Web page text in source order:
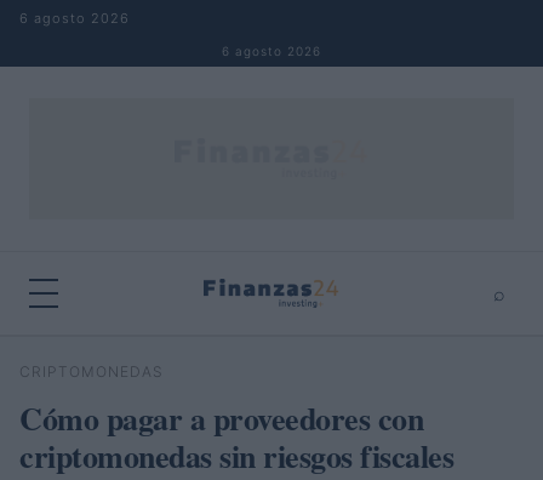
Saltar al contenido
6 agosto 2026
6 agosto 2026
⌕
Buscar
CRIPTOMONEDAS
Cómo pagar a proveedores con
criptomonedas sin riesgos fiscales